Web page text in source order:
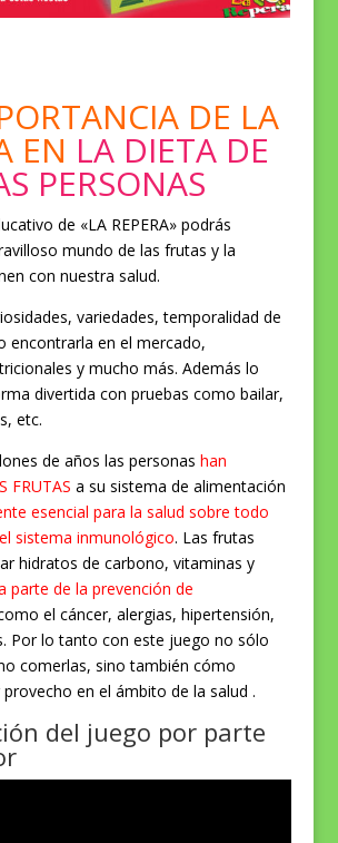
DE LA
EN LA DIETA DE
PERSONAS
de «LA REPERA» podrás
mundo de las frutas y la
con nuestra salud.
variedades, temporalidad de
encontrarla en el mercado,
y mucho más. Además lo
divertida con pruebas como bailar,
etc.
de años las personas han
FRUTAS a su sistema de alimentación
esencial para la salud sobre todo
sistema inmunológico. Las frutas
hidratos de carbono, vitaminas y
parte de la prevención de
el cáncer, alergias, hipertensión,
Por lo tanto con este juego no sólo
comerlas, sino también cómo
en el ámbito de la salud .
del juego por parte